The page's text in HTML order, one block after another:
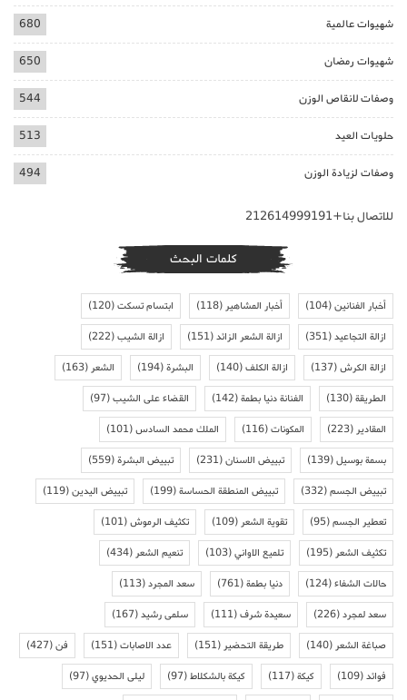
شهيوات عالمية 680
شهيوات رمضان 650
وصفات لانقاص الوزن 544
حلويات العيد 513
وصفات لزيادة الوزن 494
للاتصال بنا+212614999191
كلمات البحث
أخبار الفنانين(104) أخبار المشاهير(118) ابتسام تسكت(120)
ازالة التجاعيد(351) ازالة الشعر الزائد(151) ازالة الشيب(222)
ازالة الكرش(137) ازالة الكلف(140) البشرة(194) الشعر(163)
الطريقة(130) الفنانة دنيا بطمة(142) القضاء على الشيب(97)
المقادير(223) المكونات(116) الملك محمد السادس(101)
بسمة بوسيل(139) تبييض الاسنان(231) تبييض البشرة(559)
تبييض الجسم(332) تبييض المنطقة الحساسة(199) تبييض اليدين(119)
تعطير الجسم(95) تقوية الشعر(109) تكثيف الرموش(101)
تكثيف الشعر(195) تلميع الاواني(103) تنعيم الشعر(434)
حالات الشفاء(124) دنيا بطمة(761) سعد المجرد(113)
سعد لمجرد(226) سعيدة شرف(111) سلمى رشيد(167)
صباغة الشعر(140) طريقة التحضير(151) عدد الاصابات(151) فن(427)
فوائد(109) كيكة(117) كيكة بالشكلاط(97) ليلى الحديوي(97)